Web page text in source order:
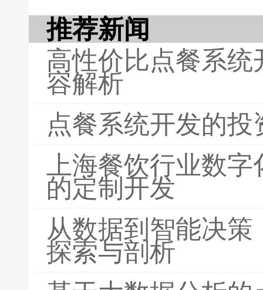
推荐新闻
高性价比点餐系
容解析
点餐系统开发的
上海餐饮行业数
的定制开发
从数据到智能决
探索与剖析